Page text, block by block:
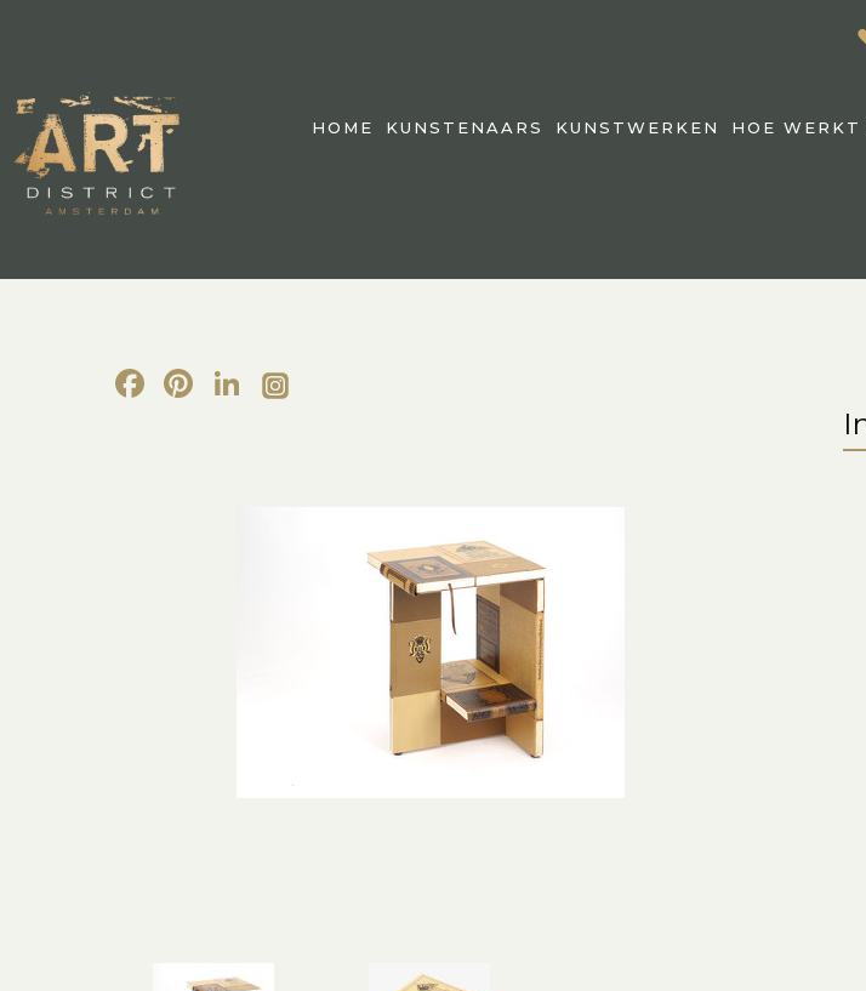
HOME KUNSTENAARS KUNSTWERKEN HOE WERKT
Facebook
Pinterest
LinkedIn